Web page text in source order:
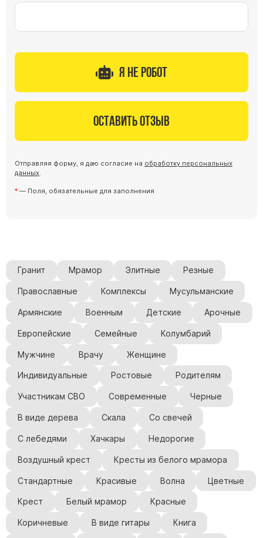
Я не робот
Оставить отзыв
Отправляя форму, я даю согласие на обработку персональных
данных
— Поля, обязательные для заполнения
Гранит Мрамор Элитные Резные
Православные Комплексы Мусульманские
Армянские Военным Детские Арочные
Европейские Семейные Колумбарий
Мужчине Врачу Женщине
Индивидуальные Ростовые Родителям
Участникам СВО Современные Черные
В виде дерева Скала Со свечей
С лебедями Хачкары Недорогие
Воздушный крест Кресты из белого мрамора
Стандартные Красивые Волна Цветные
Крест Белый мрамор Красные
Коричневые В виде гитары Книга